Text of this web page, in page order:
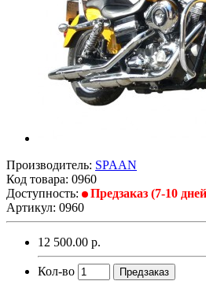
Производитель: SPAAN
Код товара: 0960
Доступность:
Предзаказ (7-10
Артикул: 0960
12 500.00 р.
Кол-во Предзаказ